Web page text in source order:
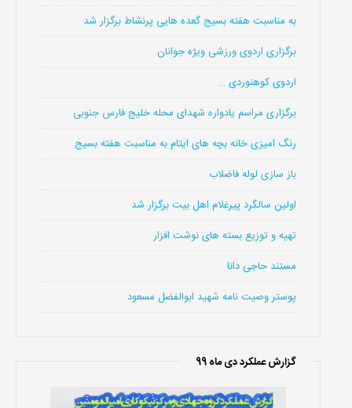
به مناسبت هفته بسیج گعده هایی پرنشاط برگزار شد
برگزاری اردوی ورزشی ویژه جوانان
اردوی کوهنوردی …
برگزاری مراسم یادواره شهدای محله خلیج فارس جنوبی
رنگ امیزی خانه بچه های ایتام به مناسبت هفته بسیج
باز سازی لوله فاضلاب
اولین سالگرد پیرغلام اهل بیت برگزار شد
تهیه و توزیع بسته های نوشت افزار
مستند حاجی دانا
پوستر وصیت نامه شهید ابوالفضل مسعود
گزارش عملکرد دی ماه 99